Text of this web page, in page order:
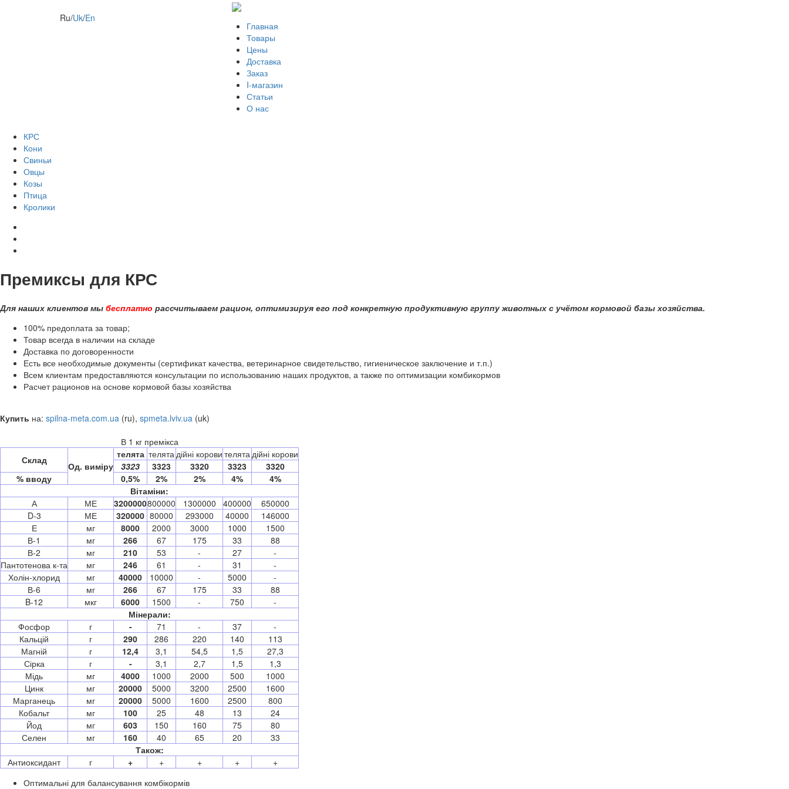
Главная
Товары
Цены
Доставка
Заказ
I-магазин
Статьи
О нас
Ru/Uk/En
КРС
Кони
Свиньи
Овцы
Козы
Птица
Кролики
Премиксы для КРС
Для наших клиентов мы бесплатно рассчитываем рацион, оптимизируя его под конкретную продуктивную группу животных с учётом кормовой базы хозяйства.
100% предоплата за товар;
Товар всегда в наличии на складе
Доставка по договоренности
Есть все необходимые документы (сертификат качества, ветеринарное свидетельство, гигиеническое заключение и т.п.)
Всем клиентам предоставляются консультации по использованию наших продуктов, а также по оптимизации комбикормов
Расчет рационов на основе кормовой базы хозяйства
Купить на: spilna-meta.com.ua (ru), spmeta.lviv.ua (uk)
В 1 кг премікса
Склад
Од. виміру
телята телята дійні корови телята дійні корови
3323
3323 3320 3323
3320
% вводу
0,5% 2% 2% 4%
4%
Вітаміни:
А
МЕ 3200000800000 1300000 400000
650000
D-3
МЕ 320000 80000 293000 40000
146000
Е
мг 8000 2000 3000 1000
1500
В-1
мг 266 67 175 33
88
В-2
мг 210 53 - 27
-
Пантотенова к-та
мг 246 61 - 31
-
Холін-хлорид
мг 40000 10000 - 5000
-
В-6
мг 266 67 175 33
88
B-12
мкг 6000 1500 - 750
-
Мінерали:
Фосфор
г - 71 - 37
-
Кальцій
г 290 286 220 140
113
Магній
г 12,4 3,1 54,5 1,5
27,3
Сірка
г - 3,1 2,7 1,5
1,3
Мідь
мг 4000 1000 2000 500
1000
Цинк
мг 20000 5000 3200 2500
1600
Марганець
мг 20000 5000 1600 2500
800
Кобальт
мг 100 25 48 13
24
Йод
мг 603 150 160 75
80
Селен
мг 160 40 65 20
33
Також:
Антиоксидант
г + + + +
+
Оптимальні для балансування комбікормів